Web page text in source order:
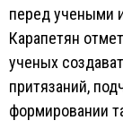
перед учеными
Карапетян
ученых
притязаний,
формировании